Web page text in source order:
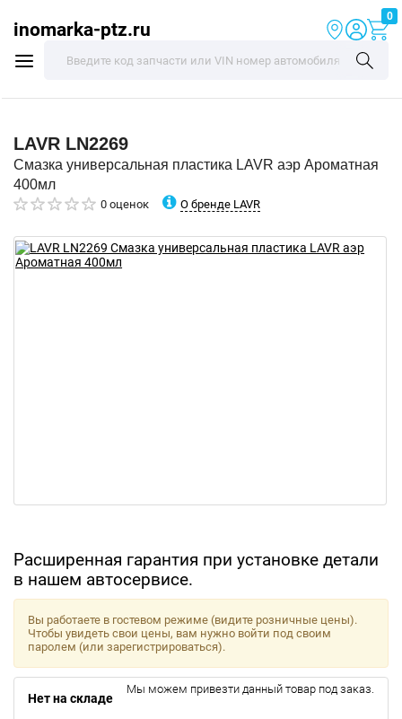
inomarka-ptz.ru
0
LAVR LN2269
Смазка универсальная пластика LAVR аэр Ароматная
400мл
0 оценок О бренде LAVR
Расширенная гарантия при установке детали
в нашем автосервисе.
Вы работаете в гостевом режиме (видите розничные цены).
Чтобы увидеть свои цены, вам нужно войти под своим
паролем (или зарегистрироваться).
Нет на складе
Мы можем привезти данный товар под заказ.